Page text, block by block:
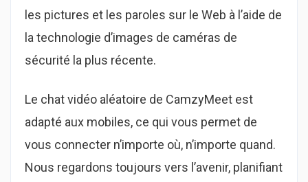
les pictures et les paroles sur le Web à l’aide de
la technologie d’images de caméras de
sécurité la plus récente.
Le chat vidéo aléatoire de CamzyMeet est
adapté aux mobiles, ce qui vous permet de
vous connecter n’importe où, n’importe quand.
Nous regardons toujours vers l’avenir, planifiant